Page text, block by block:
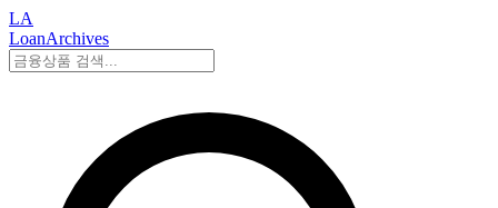
LA
LoanArchives